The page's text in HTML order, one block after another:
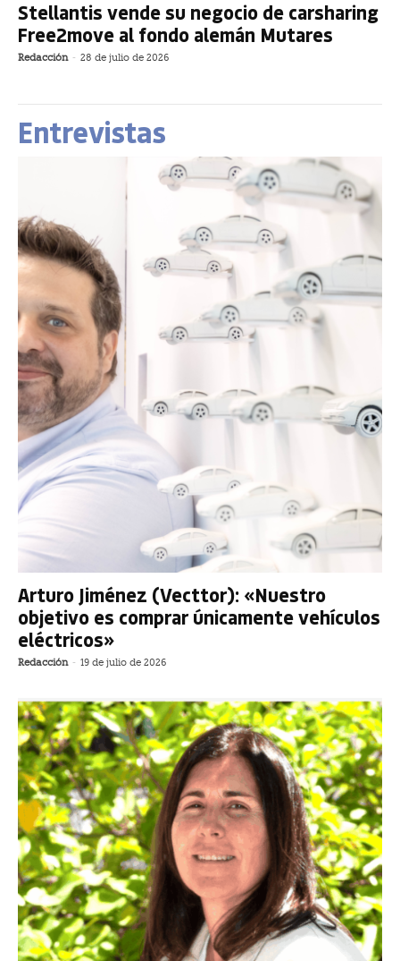
Stellantis vende su negocio de carsharing
Free2move al fondo alemán Mutares
Redacción - 28 de julio de 2026
Entrevistas
Arturo Jiménez (Vecttor): «Nuestro
objetivo es comprar únicamente vehículos
eléctricos»
Redacción - 19 de julio de 2026